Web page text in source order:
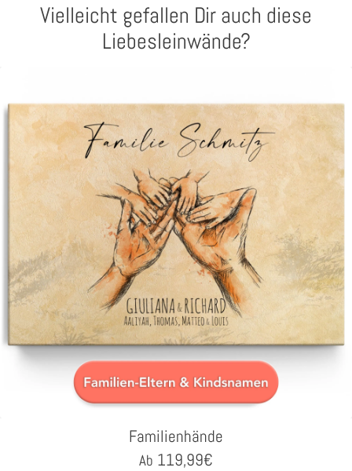
Vielleicht gefallen Dir auch diese
Liebesleinwände?
Familienhände
Ab 119,99€